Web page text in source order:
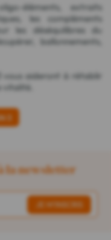
éléments, extraits
les compléments
les déséquilibres du
ballonnements,
vous aideront à rétablir
3
la newsletter